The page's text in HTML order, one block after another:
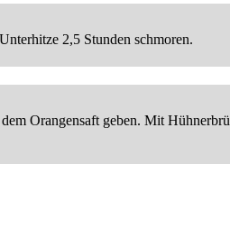
2,5 Stunden schmoren.
Orangensaft geben. Mit